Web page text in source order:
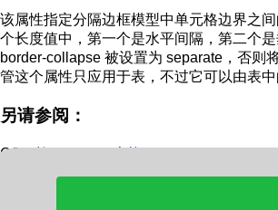
该属性指定分隔边框模型中单元格边界之
个长度值中，第一个是水平间隔，第二个
border-collapse 被设置为 separate，否则
管这个属性只应用于表，不过它可以由表中
另请参阅：
CSS 教程：